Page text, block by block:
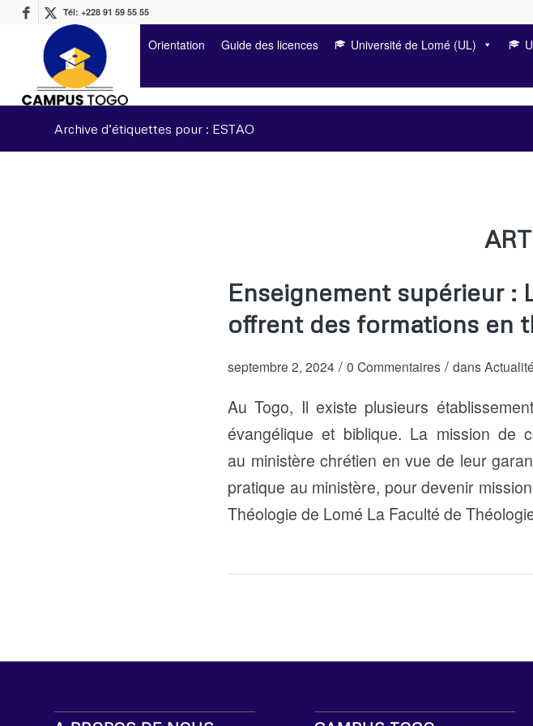
Tél: +228 91 59 55 55
Orientation Guide des licences Université de Lomé (UL)
Archive d’étiquettes pour : ESTAO
Enseignement supérieur :
offrent des formations en
septembre 2, 2024 / 0 Commentaires / dans
Au Togo, Il existe plusieurs
évangélique et biblique. La mission de
au ministère chrétien en vue de leur
pratique au ministère, pour devenir
Théologie de Lomé La Faculté de